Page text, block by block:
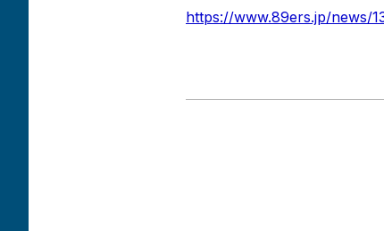
https://www.89ers.jp/news/